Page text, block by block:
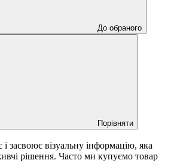
До обраного
Порівняти
засвоює візуальну інформацію, яка
рішення. Часто ми купуємо товар